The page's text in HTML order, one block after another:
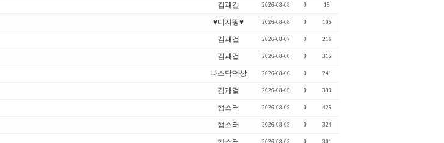
김괘걸 2026-08-08 0 19
♥디지땅♥ 2026-08-08 0 105
김괘걸 2026-08-07 0 216
김괘걸 2026-08-06 0 315
나스닥떡상 2026-08-06 0 241
김괘걸 2026-08-05 0 393
햄스터 2026-08-05 0 425
햄스터 2026-08-05 0 324
2026-08-05 0 301